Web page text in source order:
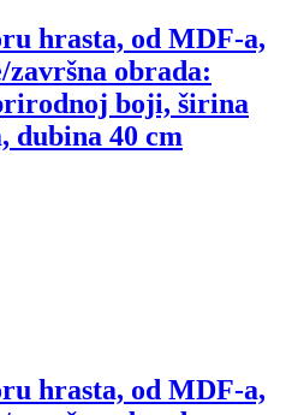
hrasta, od MDF-a,
obrada:
boji, širina
dubina 40 cm
hrasta, od MDF-a,